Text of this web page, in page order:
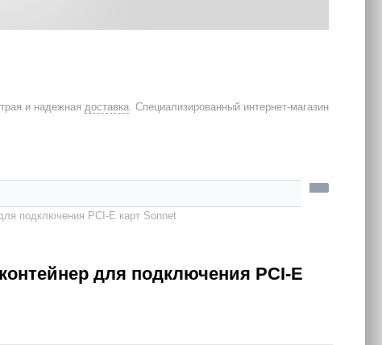
и надежная доставка. Специализированный интернет-магазин
подключения PCI-E карт Sonnet
для подключения PCI-E